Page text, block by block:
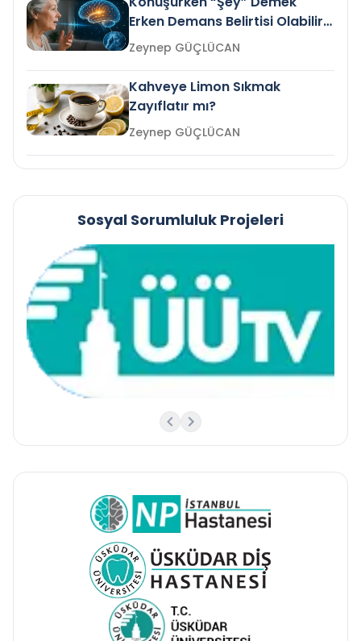
Erken Demans Belirtisi Olabilir
mi?
Zeynep GÜÇLÜCAN
Kahveye Limon Sıkmak
Zayıflatır mı?
Zeynep GÜÇLÜCAN
Sosyal Sorumluluk Projeleri